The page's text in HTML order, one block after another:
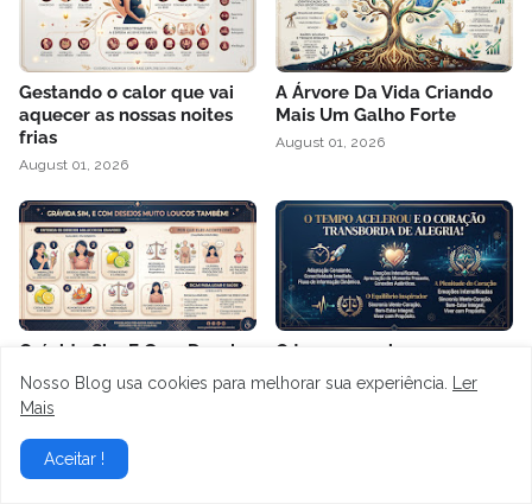
Gestando o calor que vai
aquecer as nossas noites
frias
August 01, 2026
A Árvore Da Vida Criando
Mais Um Galho Forte
August 01, 2026
Grávida Sim E Com Desejos
Muito Malucos Também
August 01, 2026
O tempo ganhou pressa e o
coração transborda de
alegria!
Nosso Blog usa cookies para melhorar sua experiência.
Ler
Mais
Aceitar !